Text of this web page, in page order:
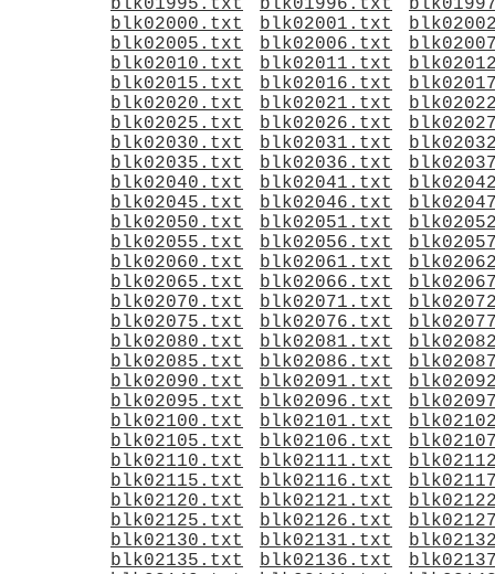
blk01995.txt
blk01996.txt
blk02000.txt
blk02001.txt
blk02005.txt
blk02006.txt
blk02010.txt
blk02011.txt
blk02015.txt
blk02016.txt
blk02020.txt
blk02021.txt
blk02025.txt
blk02026.txt
blk02030.txt
blk02031.txt
blk02035.txt
blk02036.txt
blk02040.txt
blk02041.txt
blk02045.txt
blk02046.txt
blk02050.txt
blk02051.txt
blk02055.txt
blk02056.txt
blk02060.txt
blk02061.txt
blk02065.txt
blk02066.txt
blk02070.txt
blk02071.txt
blk02075.txt
blk02076.txt
blk02080.txt
blk02081.txt
blk02085.txt
blk02086.txt
blk02090.txt
blk02091.txt
blk02095.txt
blk02096.txt
blk02100.txt
blk02101.txt
blk02105.txt
blk02106.txt
blk02110.txt
blk02111.txt
blk02115.txt
blk02116.txt
blk02120.txt
blk02121.txt
blk02125.txt
blk02126.txt
blk02130.txt
blk02131.txt
blk02135.txt
blk02136.txt